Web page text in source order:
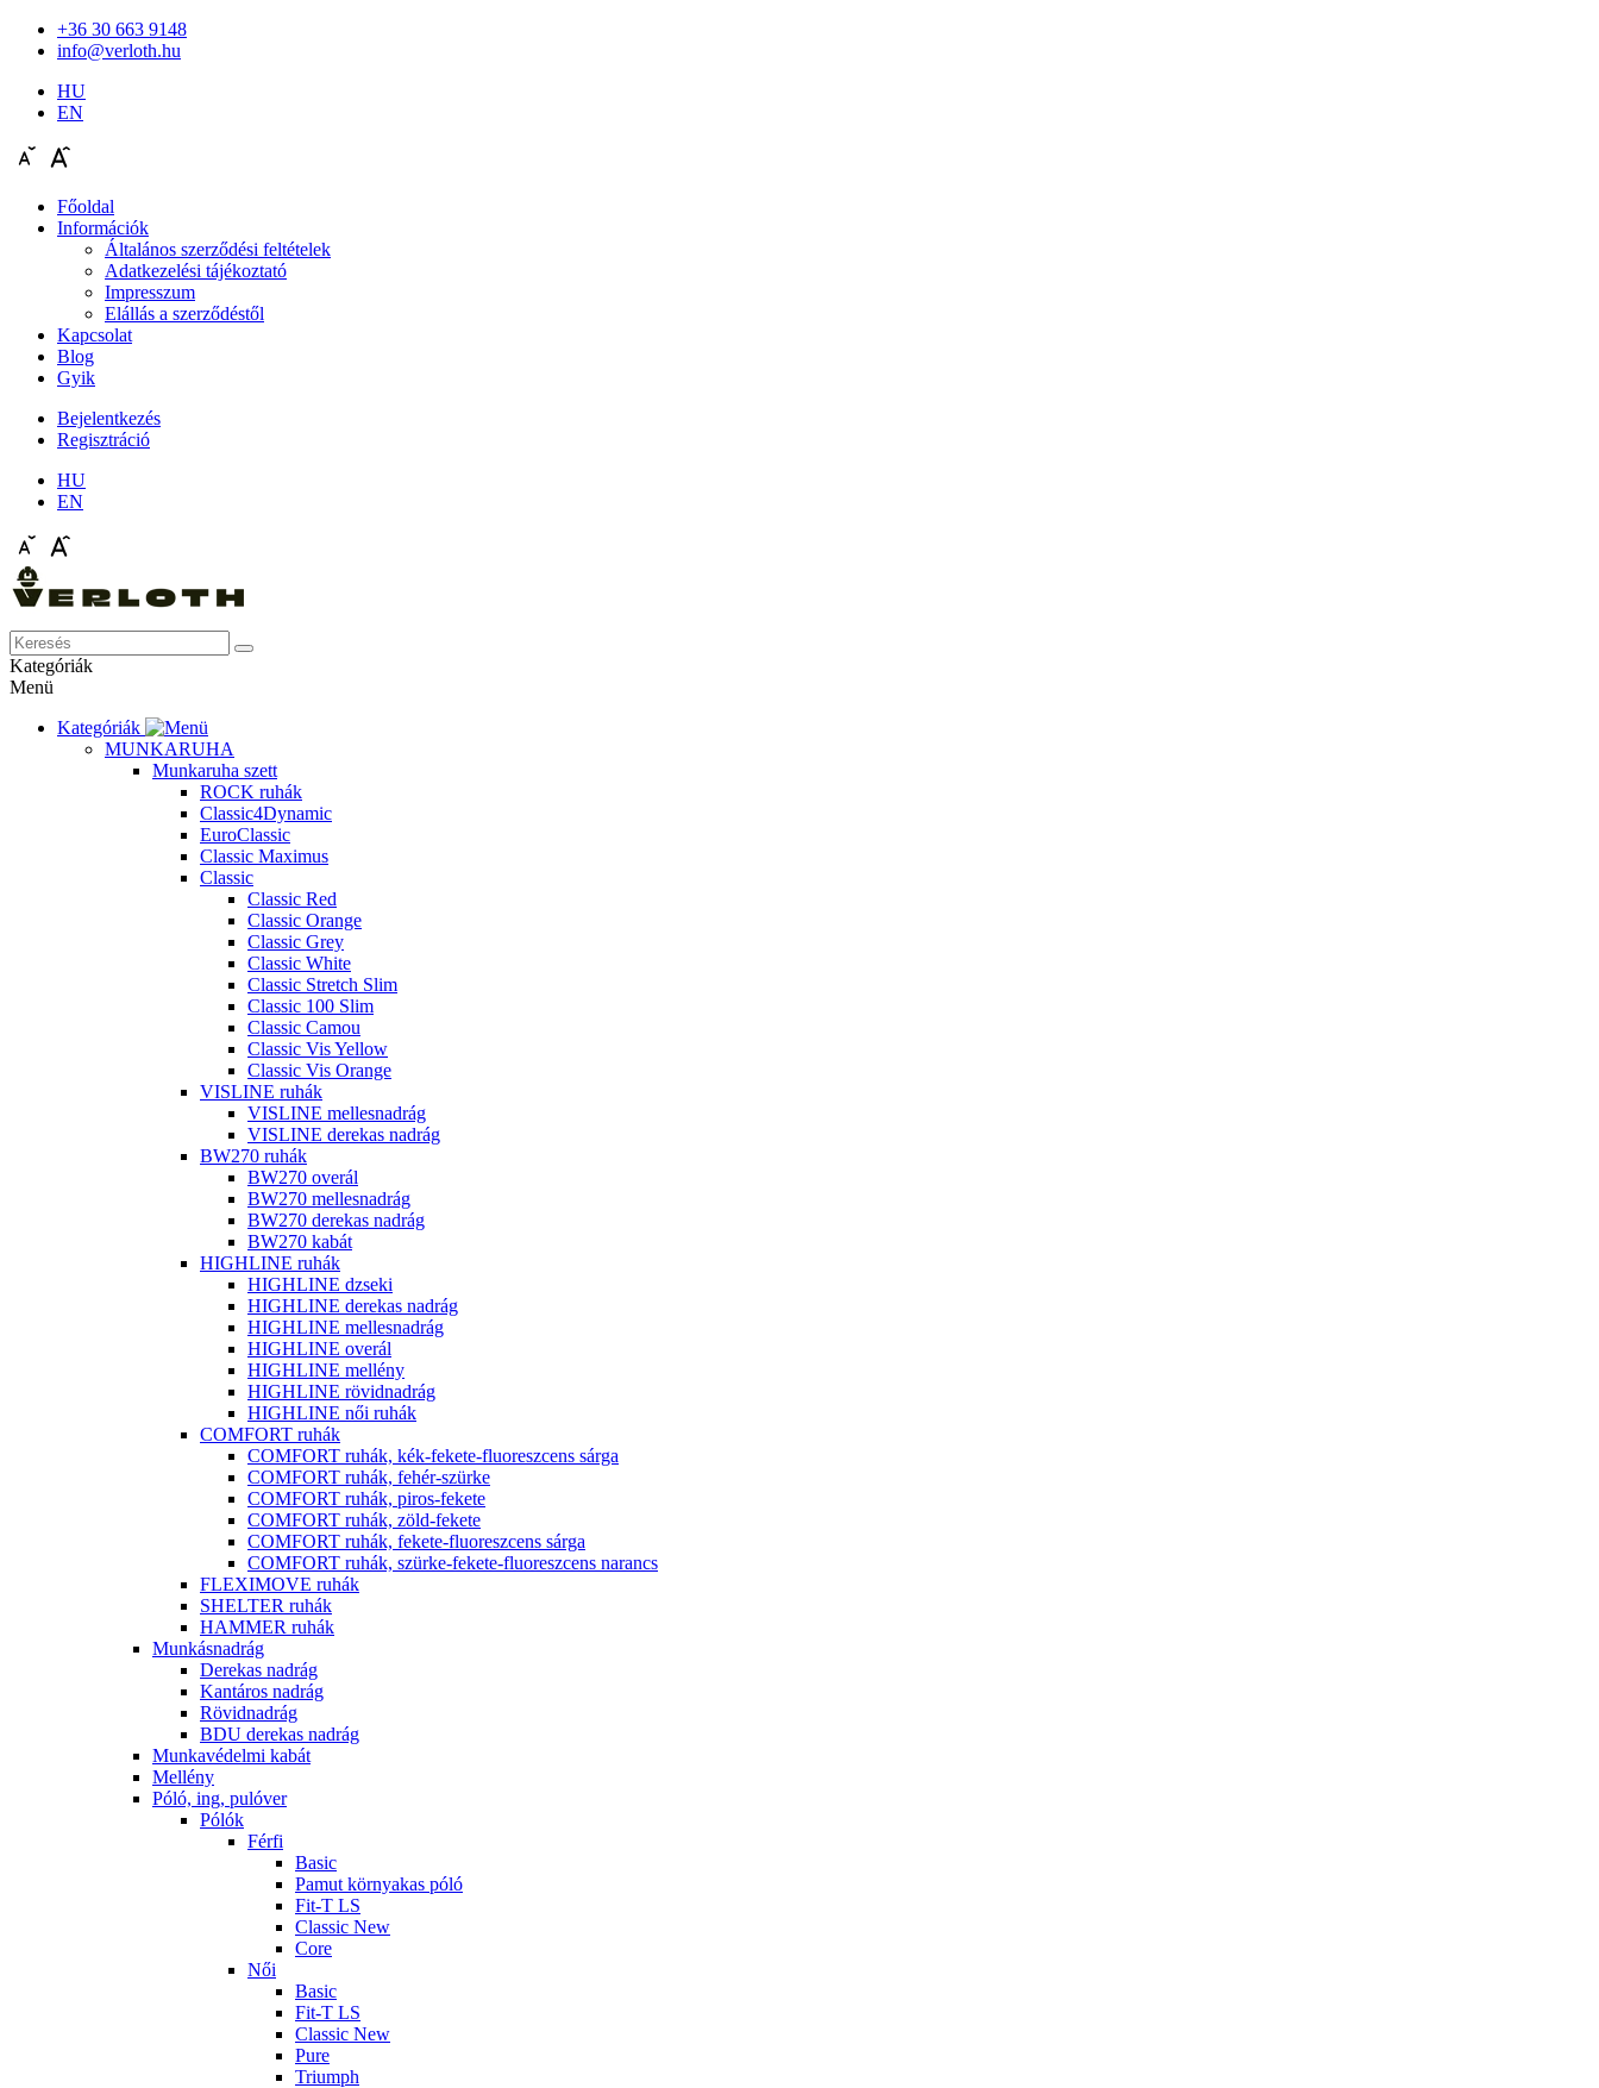
+36 30 663 9148
info@verloth.hu
HU
EN
Főoldal
Információk
Általános szerződési feltételek
Adatkezelési tájékoztató
Impresszum
Elállás a szerződéstől
Kapcsolat
Blog
Gyik
Bejelentkezés
Regisztráció
HU
EN
Kategóriák
Menü
Kategóriák
MUNKARUHA
Munkaruha szett
ROCK ruhák
Classic4Dynamic
EuroClassic
Classic Maximus
Classic
Classic Red
Classic Orange
Classic Grey
Classic White
Classic Stretch Slim
Classic 100 Slim
Classic Camou
Classic Vis Yellow
Classic Vis Orange
VISLINE ruhák
VISLINE mellesnadrág
VISLINE derekas nadrág
BW270 ruhák
BW270 overál
BW270 mellesnadrág
BW270 derekas nadrág
BW270 kabát
HIGHLINE ruhák
HIGHLINE dzseki
HIGHLINE derekas nadrág
HIGHLINE mellesnadrág
HIGHLINE overál
HIGHLINE mellény
HIGHLINE rövidnadrág
HIGHLINE női ruhák
COMFORT ruhák
COMFORT ruhák, kék-fekete-fluoreszcens sárga
COMFORT ruhák, fehér-szürke
COMFORT ruhák, piros-fekete
COMFORT ruhák, zöld-fekete
COMFORT ruhák, fekete-fluoreszcens sárga
COMFORT ruhák, szürke-fekete-fluoreszcens narancs
FLEXIMOVE ruhák
SHELTER ruhák
HAMMER ruhák
Munkásnadrág
Derekas nadrág
Kantáros nadrág
Rövidnadrág
BDU derekas nadrág
Munkavédelmi kabát
Mellény
Póló, ing, pulóver
Pólók
Férfi
Basic
Pamut környakas póló
Fit-T LS
Classic New
Core
Női
Basic
Fit-T LS
Classic New
Pure
Triumph